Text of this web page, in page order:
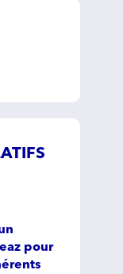
pour